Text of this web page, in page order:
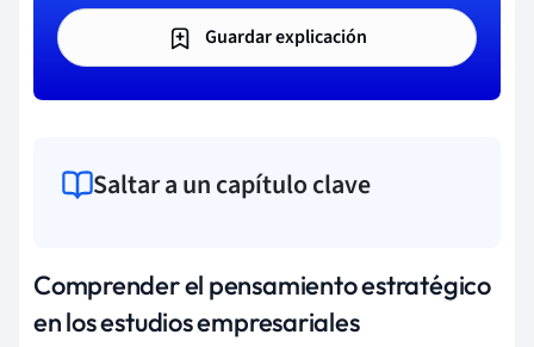
Guardar explicación
Saltar a un capítulo clave
Comprender el pensamiento estratégico
en los estudios empresariales